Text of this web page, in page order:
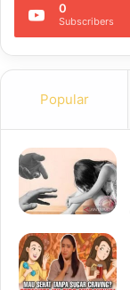
0
Subscribers
Popular